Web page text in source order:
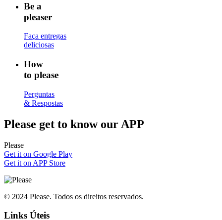
Be a
pleaser
Faça entregas
deliciosas
How
to please
Perguntas
& Respostas
Please get to know our APP
Please
Get it on Google Play
Get it on APP Store
© 2024 Please. Todos os direitos reservados.
Links Úteis